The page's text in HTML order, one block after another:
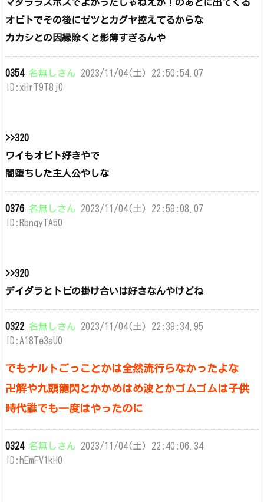
マダララスボスでよかったじゃねえか！のあとに出てくる
オビトでその後にゼツとカグヤ控えてるからな
カカシとの因縁除くと影薄すぎるんや
0354 名無しさん 2023/11/04(土) 22:50:54.07
ID:xHrT9T8j0
>>320
ワイもオビト好きやで
闇堕ちした主人公やしな
0376 名無しさん 2023/11/04(土) 22:59:08.07
ID:RbnqyTA50
>>320
デイダラとトビの掛け合いは好きなんやけどね
0322 名無しさん 2023/11/04(土) 22:39:34.95
ID:A18Te3aU0
でもナルトごっことかは全然流行らなかったよな
卍解や九頭龍閃とかかめはめ波とかゴムゴムは子供
時代誰でも一度はやったのに
0324 名無しさん 2023/11/04(土) 22:40:06.34
ID:hEmFV1kH0